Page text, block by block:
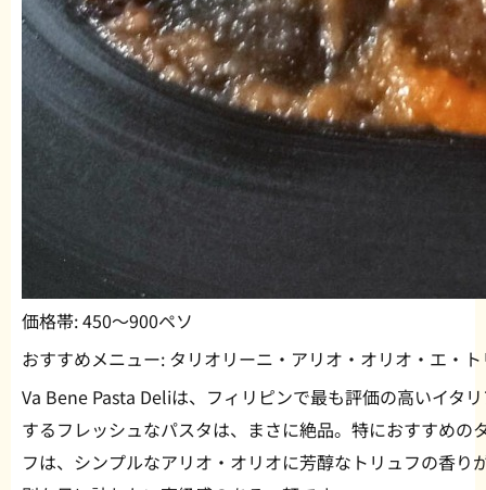
価格帯:450〜900ペソ
おすすめメニュー: タリオリーニ・アリオ・オリオ・エ・
Va Bene Pasta Deliは、フィリピンで最も評価の高いイタ
するフレッシュなパスタは、まさに絶品。特におすすめ
フは、シンプルなアリオ・オリオに芳醇なトリュフの香り